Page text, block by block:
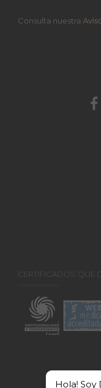
Consulta nuestra
CERTIFICADOS QUE
Hola! Soy